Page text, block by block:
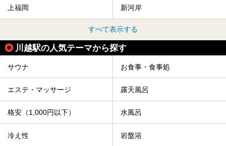
上福岡 新河岸
すべて表示する
川越駅の人気テーマから探す
サウナ お食事・食事処
エステ・マッサージ 露天風呂
格安（1,000円以下） 水風呂
冷え性 岩盤浴